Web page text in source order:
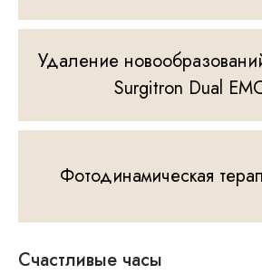
Удаление
Surgitron Dual
Фотодинамическая
Счастливые часы